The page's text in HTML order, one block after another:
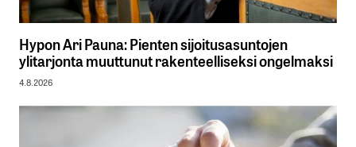
Hypon Ari Pauna: Pienten sijoitusasuntojen
ylitarjonta muuttunut rakenteelliseksi ongelmaksi
4.8.2026